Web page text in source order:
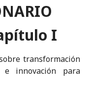
y
p
e
n
t
I
transformación
innovación para